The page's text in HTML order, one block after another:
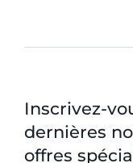
Inscrivez-
dernières
offres